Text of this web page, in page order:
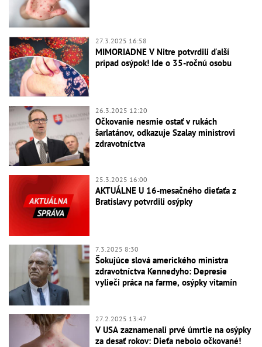
27.3.2025 16:58
MIMORIADNE V Nitre potvrdili ďalší
prípad osýpok! Ide o 35-ročnú osobu
26.3.2025 12:20
Očkovanie nesmie ostať v rukách
šarlatánov, odkazuje Szalay ministrovi
zdravotníctva
25.3.2025 16:00
AKTUÁLNE U 16-mesačného dieťaťa z
Bratislavy potvrdili osýpky
7.3.2025 8:30
Šokujúce slová amerického ministra
zdravotníctva Kennedyho: Depresie
vylieči práca na farme, osýpky vitamín
27.2.2025 13:47
V USA zaznamenali prvé úmrtie na osýpky
za desať rokov: Dieťa nebolo očkované!